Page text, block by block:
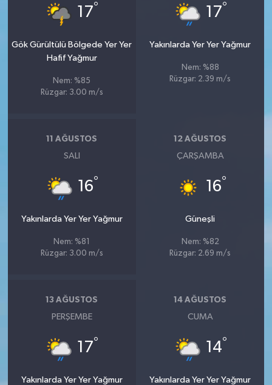
17°
Gök Gürültülü Bölgede Yer Yer
Hafif Yağmur
Nem: %85
Rüzgar: 3.00 m/s
17°
Yakınlarda Yer Yer Yağmur
Nem: %88
Rüzgar: 2.39 m/s
11 AĞUSTOS
SALI
16°
Yakınlarda Yer Yer Yağmur
Nem: %81
Rüzgar: 3.00 m/s
12 AĞUSTOS
ÇARŞAMBA
16°
Güneşli
Nem: %82
Rüzgar: 2.69 m/s
13 AĞUSTOS
PERŞEMBE
17°
Yakınlarda Yer Yer Yağmur
14 AĞUSTOS
CUMA
14°
Yakınlarda Yer Yer Yağmur